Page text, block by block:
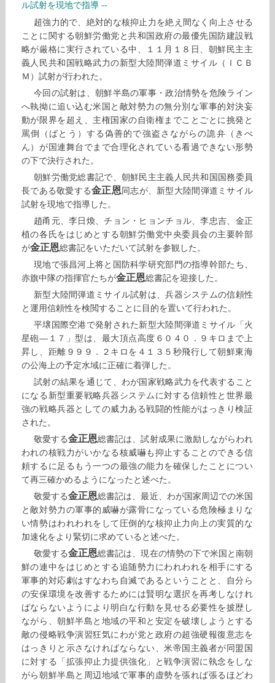
ル試射を現地で指導 --
超強力的で、絶対的な核抑止力を絶え間なく向上させる
ことに関する朝鮮労働党と共和国政府の最優先国防建設戦
略が厳格に実行されている中、１１月１８日、朝鮮民主主
義人民共和国戦略武力の新型大陸間弾道ミサイル（ＩＣＢ
Ｍ）試射が行われた。
今回の試射は、朝鮮半島の軍事・政治情勢を危険ライン
へ執拗に追い込む米国と敵対勢力の無分別な軍事的対決妄
動が限界を超え、主権国家の自衛権までことごとに挑発と
罵倒（ばとう）する偽善的で強盗さながらの詭弁（きべ
ん）が国連舞台でまで合理化されている看過できない形勢
の下で決行された。
朝鮮労働党総書記で、朝鮮民主主義人民共和国国務委員
長である敬愛する金正恩同志が、新型大陸間弾道ミサイル
試射を現地で指導した。
趙甬元、李日煥、チョン・ヒョンチョル、李忠吉、金正
植の各氏をはじめとする朝鮮労働党中央委員会の主要幹部
が金正恩総書記をいただいて試射を参観した。
現地で張昌河上将と国防科学研究部門の指導幹部たち、
赤旗中隊の指揮官たちが金正恩総書記を迎接した。
新型大陸間弾道ミサイル試射は、兵器システムの信頼性
と運用信頼性を検閲することに目的を置いて行われた。
平壌国際空港で発射された新型大陸間弾道ミサイル「火
星砲―１７」型は、最大頂点高度６０４０．９キロまで上
昇し、距離９９９．２キロを４１３５秒飛行して朝鮮東海
の公海上の予定水域に正確に着弾した。
試射の結果を通じて、わが国家戦略武力を代表すること
になる新型重要戦略兵器システムに対する信頼性と世界最
強の戦略兵器としての威力ある戦闘的性能がはっきり検証
された。
敬愛する金正恩総書記は、試射成果に激励しながらわれ
われの核戦力がいかなる核威嚇も抑止することのできる信
頼するに足るもう一つの最強の能力を確保したことについ
て再三確かめるようになったと述べた。
敬愛する金正恩総書記は、最近、わが国家周辺での米国
と敵対勢力の軍事的威嚇が露骨になっている危険極まりな
い情勢はわれわれをして圧倒的な核抑止力向上の実質的な
加速化をより緊切に求めていると述べた。
敬愛する金正恩総書記は、現在の情勢の下で米国と南朝
鮮の連中をはじめとする追随勢力にわれわれを相手にする
軍事的対応劇はすなわち自滅であるということと、自分ら
の安保環境を改善するためには賢明な選択を再考しなけれ
ばならないようにより明白な行動を見せる必要性を披歴し
ながら、朝鮮半島と地域の平和と安定を破壊しようとする
敵の侵略戦争演習狂気にわが党と政府の超強硬報復意志を
はっきりと示さなければならない、米帝国主義者が同盟国
に対する「拡張抑止力提供強化」と戦争演習に執念をしな
がら朝鮮半島と周辺地域で軍事的虚勢を張れば張るほどわ